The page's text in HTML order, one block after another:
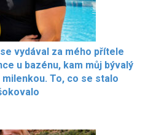
vydával za mého přítele
u bazénu, kam můj bývalý
To, co se stalo